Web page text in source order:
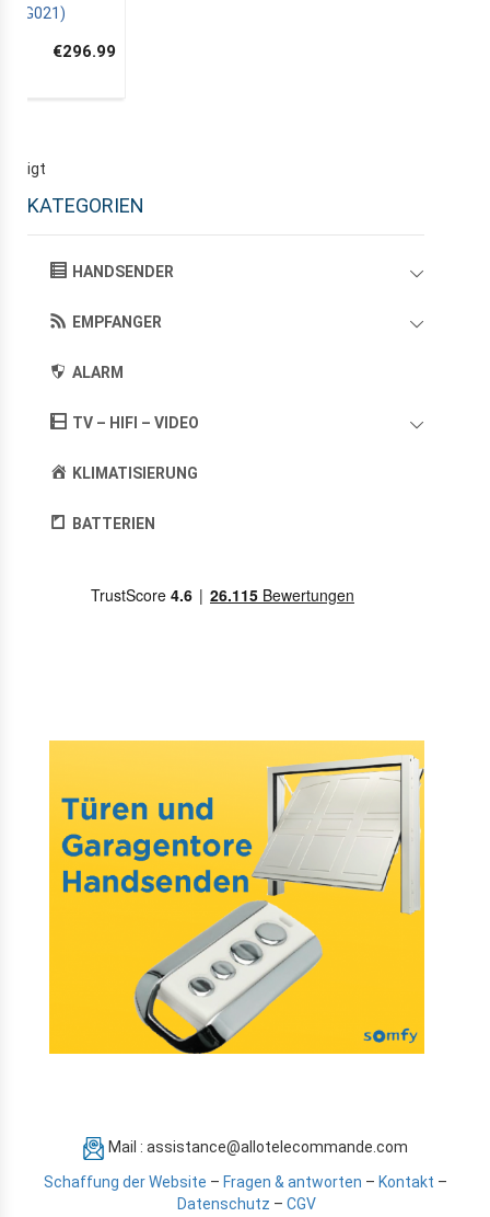
12G021)
€296.99
KATEGORIEN
HANDSENDER
EMPFANGER
ALARM
TV – HIFI – VIDEO
KLIMATISIERUNG
BATTERIEN
Mail : assistance@allotelecommande.com
Schaffung der Website – Fragen & antworten – Kontakt –
Datenschutz – CGV